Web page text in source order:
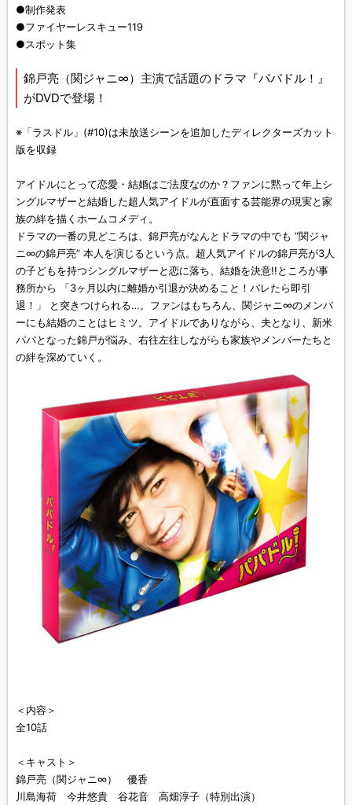
●制作発表
●ファイヤーレスキュー119
●スポット集
錦戸亮（関ジャニ∞）主演で話題のドラマ『パパドル！』
がDVDで登場！
※「ラスドル」(#10)は未放送シーンを追加したディレクターズカット
版を収録
アイドルにとって恋愛・結婚はご法度なのか？ファンに黙って年上シ
ングルマザーと結婚した超人気アイドルが直面する芸能界の現実と家
族の絆を描くホームコメディ。
ドラマの一番の見どころは、錦戸亮がなんとドラマの中でも “関ジャ
ニ∞の錦戸亮” 本人を演じるという点。超人気アイドルの錦戸亮が3人
の子どもを持つシングルマザーと恋に落ち、結婚を決意!!ところが事
務所から 「3ヶ月以内に離婚か引退か決めること！バレたら即引
退！」 と突きつけられる…。ファンはもちろん、関ジャニ∞のメンバ
ーにも結婚のことはヒミツ。アイドルでありながら、夫となり、新米
パパとなった錦戸が悩み、右往左往しながらも家族やメンバーたちと
の絆を深めていく。
＜内容＞
全10話
＜キャスト＞
錦戸亮（関ジャニ∞） 優香
川島海荷 今井悠貴 谷花音 高畑淳子（特別出演）